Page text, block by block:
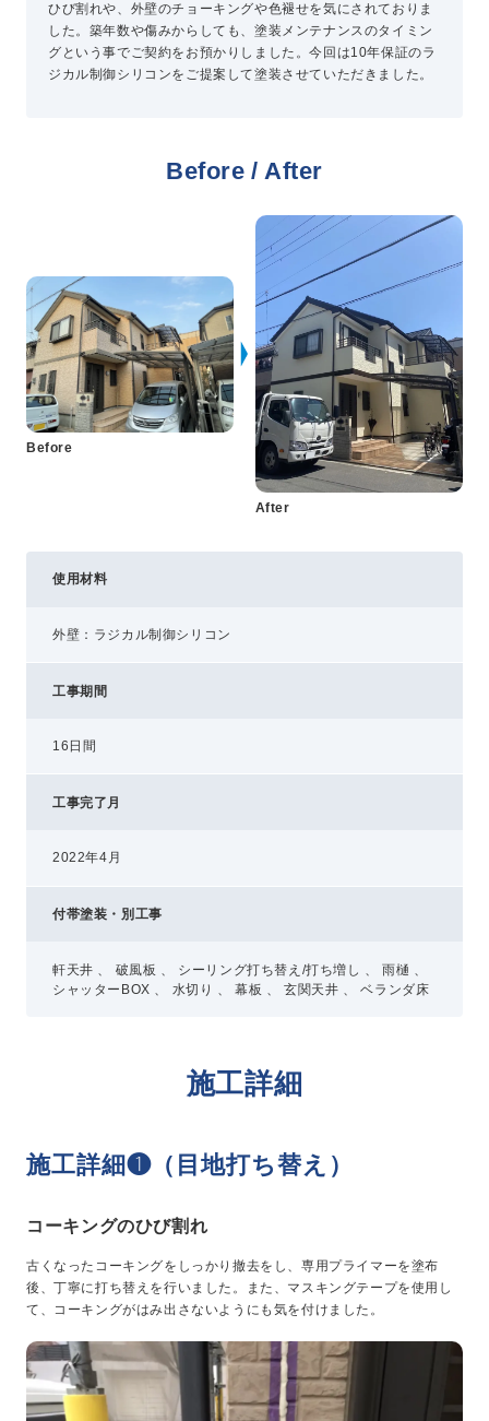
プライバシーポリシー
コミュニティガイドライン
AIポリシー
ひび割れや、外壁のチョーキングや色褪せを気にされておりま
した。築年数や傷みからしても、塗装メンテナンスのタイミン
グという事でご契約をお預かりしました。今回は10年保証のラ
ジカル制御シリコンをご提案して塗装させていただきました。
Before / After
Before
After
使用材料
外壁：ラジカル制御シリコン
工事期間
16日間
工事完了月
2022年4月
付帯塗装・別工事
軒天井 、 破風板 、 シーリング打ち替え/打ち増し 、 雨樋 、
シャッターBOX 、 水切り 、 幕板 、 玄関天井 、 ベランダ床
施工詳細
施工詳細❶（目地打ち替え）
コーキングのひび割れ
古くなったコーキングをしっかり撤去をし、専用プライマーを塗布
後、丁寧に打ち替えを行いました。また、マスキングテープを使用し
て、コーキングがはみ出さないようにも気を付けました。